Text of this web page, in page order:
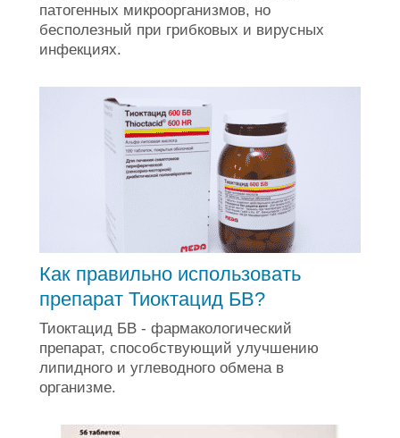
патогенных микроорганизмов, но
бесполезный при грибковых и вирусных
инфекциях.
Как правильно использовать
препарат Тиоктацид БВ?
Тиоктацид БВ - фармакологический
препарат, способствующий улучшению
липидного и углеводного обмена в
организме.